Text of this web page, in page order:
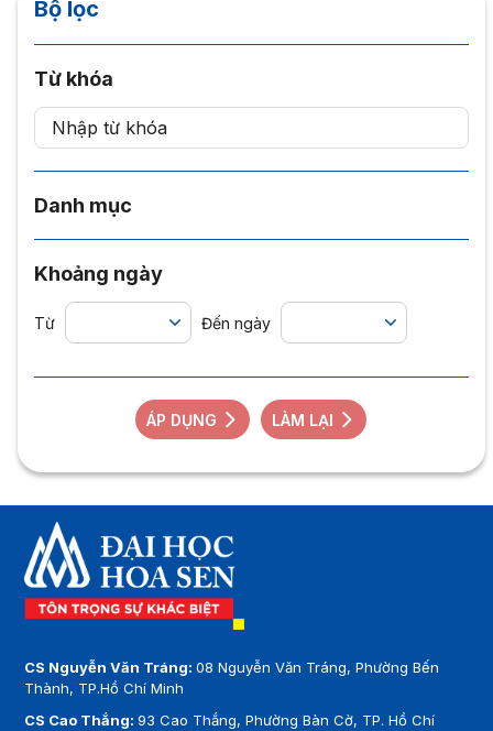
Bộ lọc
Từ khóa
Danh mục
Khoảng ngày
Từ Đến ngày
ÁP DỤNG LÀM LẠI
CS Nguyễn Văn Tráng:08 Nguyễn Văn Tráng, Phường Bến
Thành, TP.Hồ Chí Minh
CS Cao Thắng:93 Cao Thắng, Phường Bàn Cờ, TP. Hồ Chí